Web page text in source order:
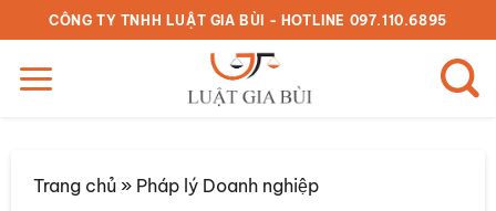
qua
nội
dung
CÔNG TY TNHH LUẬT GIA BÙI - HOTLINE 097.110.6895
Trang chủ» Pháp lý Doanh nghiệp